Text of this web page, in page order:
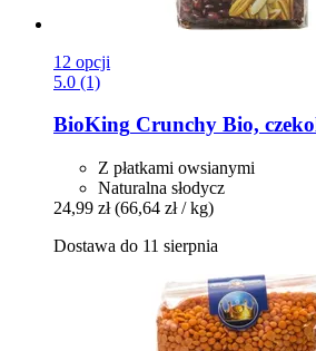
12 opcji
5.0 (1)
BioKing Crunchy Bio,
Z płatkami owsianymi
Naturalna słodycz
24,99 zł (66,64 zł / kg)
Dostawa do 11 sierpnia